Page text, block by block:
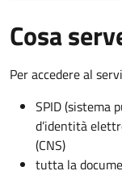
Cosa
Per accedere al
SPID (sistema
d’identità
(CNS)
tutta la